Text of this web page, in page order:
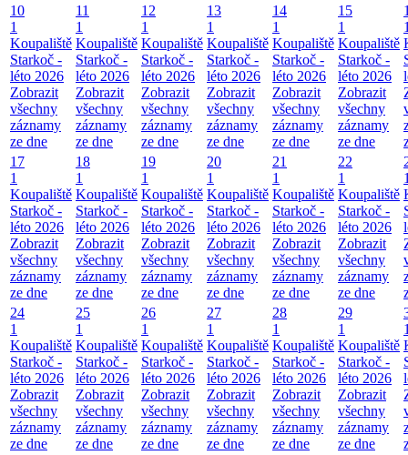
10
1
Koupaliště
Starkoč -
léto 2026
Zobrazit
všechny
záznamy
ze dne
11
1
Koupaliště
Starkoč -
léto 2026
Zobrazit
všechny
záznamy
ze dne
12
1
Koupaliště
Starkoč -
léto 2026
Zobrazit
všechny
záznamy
ze dne
13
1
Koupaliště
Starkoč -
léto 2026
Zobrazit
všechny
záznamy
ze dne
14
1
Koupaliště
Starkoč -
léto 2026
Zobrazit
všechny
záznamy
ze dne
15
1
Koupaliště
Starkoč -
léto 2026
Zobrazit
všechny
záznamy
ze dne
17
1
Koupaliště
Starkoč -
léto 2026
Zobrazit
všechny
záznamy
ze dne
18
1
Koupaliště
Starkoč -
léto 2026
Zobrazit
všechny
záznamy
ze dne
19
1
Koupaliště
Starkoč -
léto 2026
Zobrazit
všechny
záznamy
ze dne
20
1
Koupaliště
Starkoč -
léto 2026
Zobrazit
všechny
záznamy
ze dne
21
1
Koupaliště
Starkoč -
léto 2026
Zobrazit
všechny
záznamy
ze dne
22
1
Koupaliště
Starkoč -
léto 2026
Zobrazit
všechny
záznamy
ze dne
24
1
Koupaliště
Starkoč -
léto 2026
Zobrazit
všechny
záznamy
ze dne
25
1
Koupaliště
Starkoč -
léto 2026
Zobrazit
všechny
záznamy
ze dne
26
1
Koupaliště
Starkoč -
léto 2026
Zobrazit
všechny
záznamy
ze dne
27
1
Koupaliště
Starkoč -
léto 2026
Zobrazit
všechny
záznamy
ze dne
28
1
Koupaliště
Starkoč -
léto 2026
Zobrazit
všechny
záznamy
ze dne
29
1
Koupaliště
Starkoč -
léto 2026
Zobrazit
všechny
záznamy
ze dne